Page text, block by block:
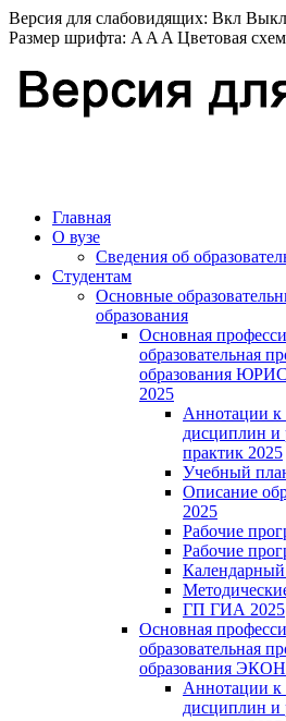
Версия для слабовидящих: Вкл Выкл
Размер шрифта: A A A Цветовая
Главная
О вузе
Сведения об
Студентам
Основные
образования
Основная
образовательная
образования
2025
Аннотации к
дисциплин и
практик 2025
Учебный
Описание
2025
Рабочие
Рабочие
ГП ГИА 2025
Основная
образовательная
образования
Аннотации к
дисциплин и